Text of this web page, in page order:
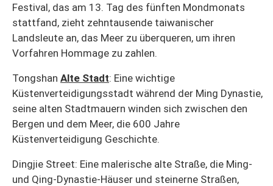
Festival, das am 13. Tag des fünften Mondmonats
stattfand, zieht zehntausende taiwanischer
Landsleute an, das Meer zu überqueren, um ihren
Vorfahren Hommage zu zahlen.
Tongshan Alte Stadt: Eine wichtige
Küstenverteidigungsstadt während der Ming Dynastie,
seine alten Stadtmauern winden sich zwischen den
Bergen und dem Meer, die 600 Jahre
Küstenverteidigung Geschichte.
Dingjie Street: Eine malerische alte Straße, die Ming-
und Qing-Dynastie-Häuser und steinerne Straßen,